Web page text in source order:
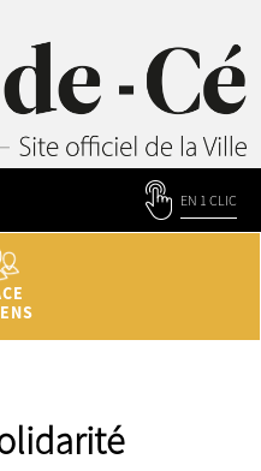
EN 1 CLIC